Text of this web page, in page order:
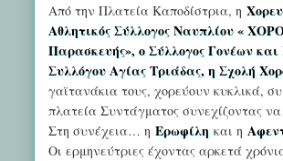
Από την Πλατεία Καποδίστρια, η
Αθλητικός Σύλλογος Ναυπλίου «
Παρασκευής», ο Σύλλογος Γονέων
Συλλόγου Αγίας Τριάδας, η Σχολή
γαϊτανάκια τους, χορεύουν κυκλικά,
πλατεία Συντάγματος συνεχίζοντας
Στη συνέχεια… η Ερωφίληκαι η
Οι ερμηνεύτριες έχοντας αρκετά